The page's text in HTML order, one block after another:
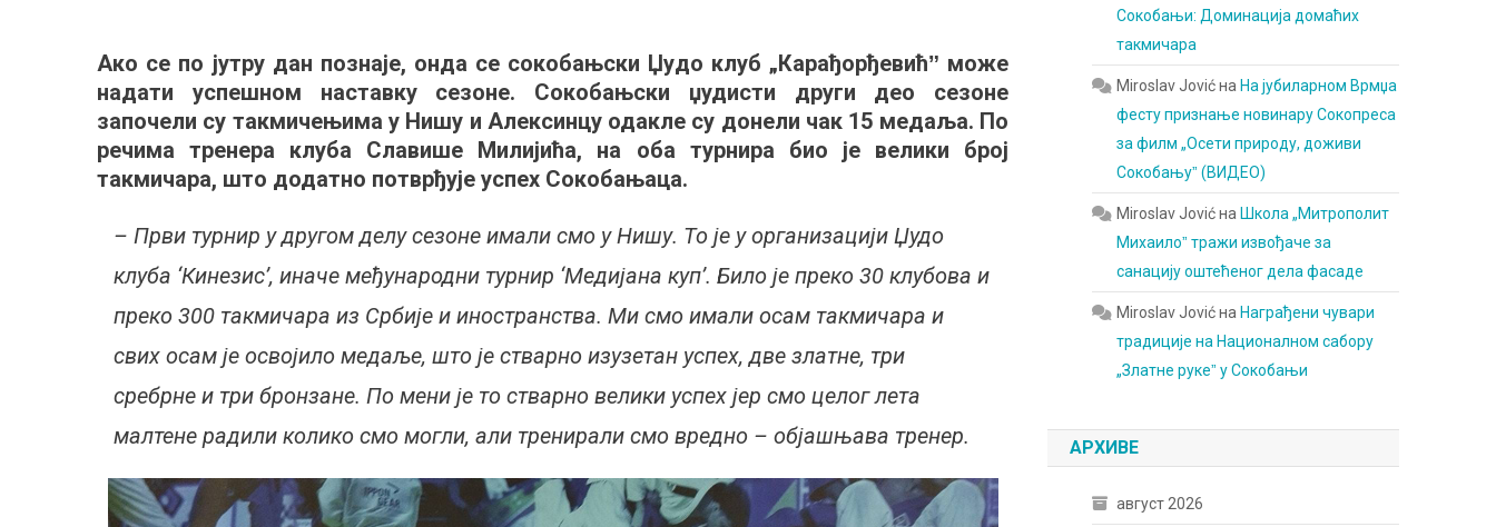
старту
другог
дела
сезоне:
Џудисти
са
такмичења
донели
медаља
Ако се по јутру дан познаје, онда се сокобањски Џудо клуб „Карађорђевићˮ може
надати успешном наставку сезоне. Сокобањски џудисти други део сезоне
започели су такмичењима у Нишу и Алексинцу одакле су донели чак 15 медаља. По
речима тренера клуба Славише Милијића, на оба турнира био је велики број
такмичара, што додатно потврђује успех Сокобањаца.
– Први турнир у другом делу сезоне имали смо у Нишу. То је у организацији Џудо
клуба ‘Кинезис’, иначе међународни турнир ‘Медијана куп’. Било је преко 30 клубова и
преко 300 такмичара из Србије и иностранства. Ми смо имали осам такмичара и
свих осам је освојило медаље, што је стварно изузетан успех, две златне, три
сребрне и три бронзане. По мени је то стварно велики успех јер смо целог лета
малтене радили колико смо могли, али тренирали смо вредно – објашњава тренер.
Сокобањи: Доминација домаћих
такмичара
Miroslav Jovićна На јубиларном Врмџа
фесту признање новинару Сокопреса
за филм „Осети природу, доживи
Сокобањуˮ (ВИДЕО)
Miroslav Jovićна Школа „Митрополит
Михаилоˮ тражи извођаче за
санацију оштећеног дела фасаде
Miroslav Jovićна Награђени чувари
традиције на Националном сабору
„Златне рукеˮ у Сокобањи
АРХИВЕ
август 2026